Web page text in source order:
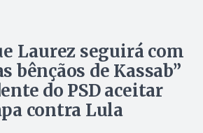
Laurez seguirá com
bênçãos de Kassab”
do PSD aceitar
contra Lula